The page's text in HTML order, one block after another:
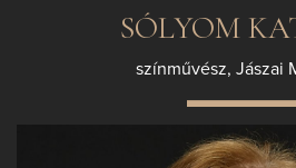
SÓLYOM
színművész, Jászai